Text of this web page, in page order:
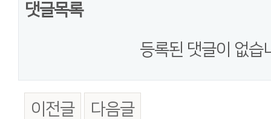
댓글목록
등록된 댓글이 없습
이전글 다음글